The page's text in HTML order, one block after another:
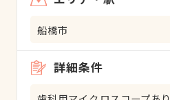
船橋市
詳細条件